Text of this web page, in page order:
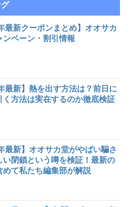
最新クーポンまとめ】オオサカ
ンペーン・割引情報
最新】熱を出す方法は？前日に
く方法は実在するのか徹底検証
最新】オオサカ堂がやばい騙さ
い閉鎖という噂を検証！最新の
めて私たち編集部が解説